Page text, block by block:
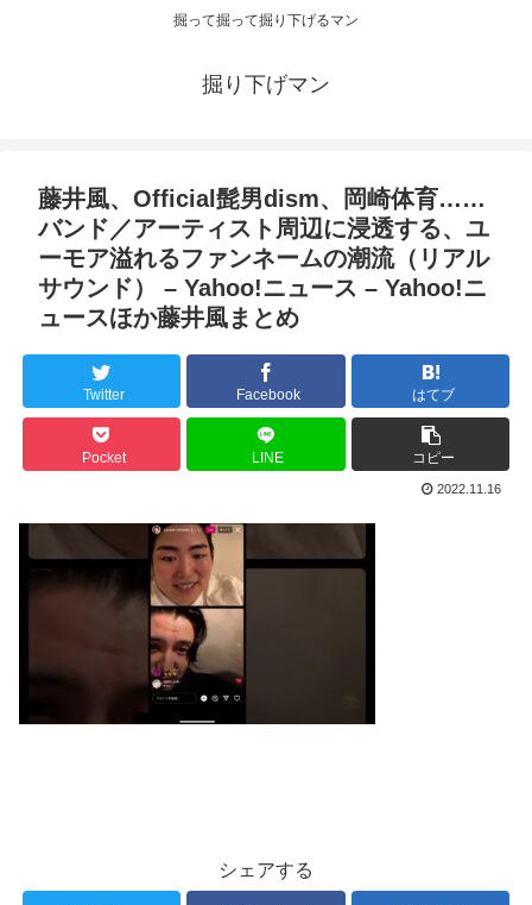
掘って掘って掘り下げるマン
掘り下げマン
藤井風、Official髭男dism、岡崎体育……
バンド／アーティスト周辺に浸透する、ユ
ーモア溢れるファンネームの潮流（リアル
サウンド） – Yahoo!ニュース – Yahoo!ニ
ュースほか藤井風まとめ
Twitter Facebook はてブ
Pocket LINE コピー
2022.11.16
シェアする